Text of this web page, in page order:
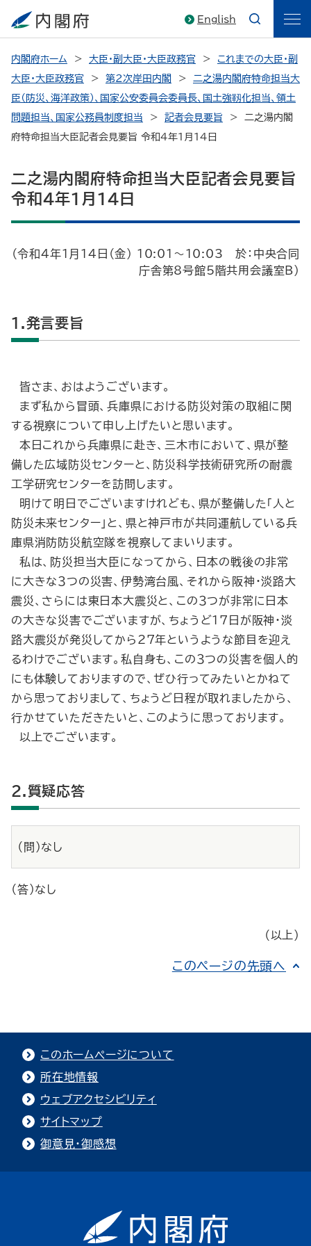
English
内閣府ホーム 大臣・副大臣・大臣政務官
これまでの大臣・副
大臣・大臣政務官
第2次岸田内閣
二之湯内閣府特命担当大
臣（防災、海洋政策）、国家公安委員会委員長、国土強靱化担当、領土
問題担当、国家公務員制度担当
記者会見要旨
二之湯内閣
府特命担当大臣記者会見要旨 令和4年1月14日
二之湯内閣府特命担当大臣記者会見要旨
令和4年1月14日
（令和4年1月14日（金） 10:01～10:03 於：中央合同
庁舎第8号館5階共用会議室B）
1.発言要旨
皆さま、おはようございます。
まず私から冒頭、兵庫県における防災対策の取組に関
する視察について申し上げたいと思います。
本日これから兵庫県に赴き、三木市において、県が整
備した広域防災センターと、防災科学技術研究所の耐震
工学研究センターを訪問します。
明けて明日でございますけれども、県が整備した「人と
防災未来センター」と、県と神戸市が共同運航している兵
庫県消防防災航空隊を視察してまいります。
私は、防災担当大臣になってから、日本の戦後の非常
に大きな３つの災害、伊勢湾台風、それから阪神・淡路大
震災、さらには東日本大震災と、この３つが非常に日本
の大きな災害でございますが、ちょうど17日が阪神・淡
路大震災が発災してから27年というような節目を迎え
るわけでございます。私自身も、この３つの災害を個人的
にも体験しておりますので、ぜひ行ってみたいとかねて
から思っておりまして、ちょうど日程が取れましたから、
行かせていただきたいと、このように思っております。
以上でございます。
2.質疑応答
（問）なし
（答）なし
（以上）
このページの先頭へ
このホームページについて
所在地情報
ウェブアクセシビリティ
サイトマップ
御意見・御感想